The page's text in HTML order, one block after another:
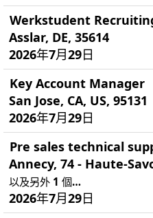
Werkstudent
Asslar, DE, 35614
2026年7月29日
Key Account Manager
San Jose, CA, US, 95131
2026年7月29日
Pre sales technical
Annecy, 74 - Haute-
以及另外 1 個…
2026年7月29日